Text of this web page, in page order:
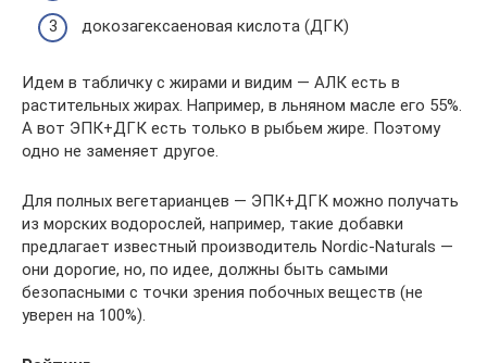
докозагексаеновая кислота (ДГК)
Идем в табличку с жирами и видим — АЛК есть в
растительных жирах. Например, в льняном масле его 55%.
А вот ЭПК+ДГК есть только в рыбьем жире. Поэтому
одно не заменяет другое.
Для полных вегетарианцев — ЭПК+ДГК можно получать
из морских водорослей, например, такие добавки
предлагает известный производитель Nordic-Naturals —
они дорогие, но, по идее, должны быть самыми
безопасными с точки зрения побочных веществ (не
уверен на 100%).